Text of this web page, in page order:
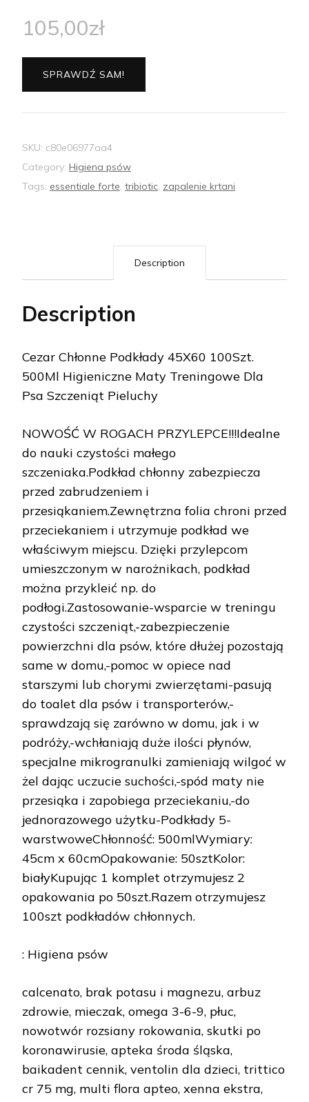
105,00zł
SPRAWDŹ SAM!
SKU: c80e06977aa4
Category: Higiena psów
Tags: essentiale forte, tribiotic, zapalenie krtani
Description
Description
Cezar Chłonne Podkłady 45X60 100Szt.
500Ml Higieniczne Maty Treningowe Dla
Psa Szczeniąt Pieluchy
NOWOŚĆ W ROGACH PRZYLEPCE!!!Idealne
do nauki czystości małego
szczeniaka.Podkład chłonny zabezpiecza
przed zabrudzeniem i
przesiąkaniem.Zewnętrzna folia chroni przed
przeciekaniem i utrzymuje podkład we
właściwym miejscu. Dzięki przylepcom
umieszczonym w narożnikach, podkład
można przykleić np. do
podłogi.Zastosowanie-wsparcie w treningu
czystości szczeniąt,-zabezpieczenie
powierzchni dla psów, które dłużej pozostają
same w domu,-pomoc w opiece nad
starszymi lub chorymi zwierzętami-pasują
do toalet dla psów i transporterów,-
sprawdzają się zarówno w domu, jak i w
podróży,-wchłaniają duże ilości płynów,
specjalne mikrogranulki zamieniają wilgoć w
żel dając uczucie suchości,-spód maty nie
przesiąka i zapobiega przeciekaniu,-do
jednorazowego użytku-Podkłady 5-
warstwoweChłonność: 500mlWymiary:
45cm x 60cmOpakowanie: 50sztKolor:
białyKupując 1 komplet otrzymujesz 2
opakowania po 50szt.Razem otrzymujesz
100szt podkładów chłonnych.
: Higiena psów
calcenato, brak potasu i magnezu, arbuz
zdrowie, mieczak, omega 3-6-9, płuc,
nowotwór rozsiany rokowania, skutki po
koronawirusie, apteka środa śląska,
baikadent cennik, ventolin dla dzieci, trittico
cr 75 mg, multi flora apteo, xenna ekstra,